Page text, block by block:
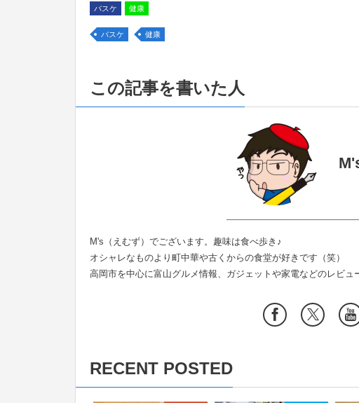
バスケ 健康
バスケ 健康
この記事を書いた人
M's（えむず）でございます。趣味は食べ歩き♪
オシャレなものより町中華や古くからの食堂が好きです（笑）
高岡市を中心に富山グルメ情報、ガジェットや家電などのレビュ
RECENT POSTED